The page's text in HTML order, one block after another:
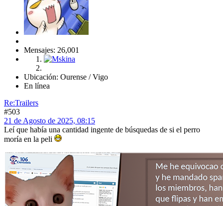
Mensajes: 26,001
Ubicación: Ourense / Vigo
En línea
Re:Trailers
#503
21 de Agosto de 2025, 08:15
Leí que había una cantidad ingente de búsquedas de si el perro
moría en la peli